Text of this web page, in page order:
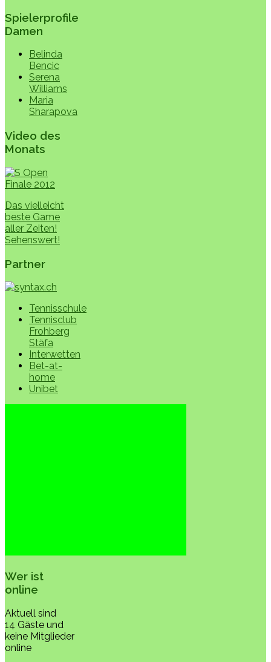
Spielerprofile
Damen
Belinda
Bencic
Serena
Williams
Maria
Sharapova
Video des
Monats
Das vielleicht
beste Game
aller Zeiten!
Sehenswert!
Partner
Tennisschule
Tennisclub
Frohberg
Stäfa
Interwetten
Bet-at-
home
Unibet
Wer ist
online
Aktuell sind
14 Gäste und
keine Mitglieder
online